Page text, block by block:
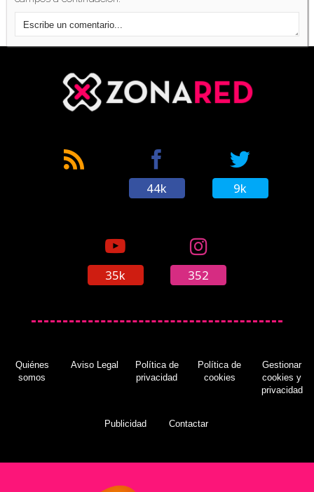
44k 9k
35k 352
Quiénes
somos
Aviso Legal
Política de
privacidad
Política de
cookies
Gestionar
cookies y
privacidad
Publicidad Contactar